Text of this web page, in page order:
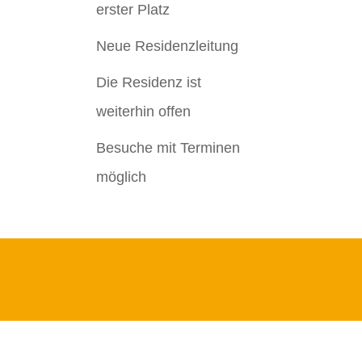
erster Platz
Neue Residenzleitung
Die Residenz ist
weiterhin offen
Besuche mit Terminen
möglich